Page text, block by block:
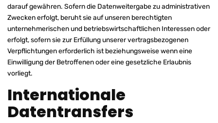
darauf gewähren. Sofern die Datenweitergabe zu administrativen
Zwecken erfolgt, beruht sie auf unseren berechtigten
unternehmerischen und betriebswirtschaftlichen Interessen oder
erfolgt, sofern sie zur Erfüllung unserer vertragsbezogenen
Verpflichtungen erforderlich ist beziehungsweise wenn eine
Einwilligung der Betroffenen oder eine gesetzliche Erlaubnis
vorliegt.
Internationale
Datentransfers